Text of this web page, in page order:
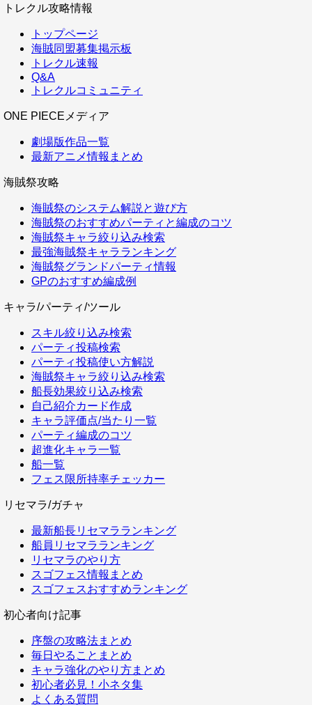
トレクル攻略情報
トップページ
海賊同盟募集掲示板
トレクル速報
Q&A
トレクルコミュニティ
ONE PIECEメディア
劇場版作品一覧
最新アニメ情報まとめ
海賊祭攻略
海賊祭のシステム解説と遊び方
海賊祭のおすすめパーティと編成のコツ
海賊祭キャラ絞り込み検索
最強海賊祭キャラランキング
海賊祭グランドパーティ情報
GPのおすすめ編成例
キャラ/パーティ/ツール
スキル絞り込み検索
パーティ投稿検索
パーティ投稿使い方解説
海賊祭キャラ絞り込み検索
船長効果絞り込み検索
自己紹介カード作成
キャラ評価点/当たり一覧
パーティ編成のコツ
超進化キャラ一覧
船一覧
フェス限所持率チェッカー
リセマラ/ガチャ
最新船長リセマラランキング
船員リセマラランキング
リセマラのやり方
スゴフェス情報まとめ
スゴフェスおすすめランキング
初心者向け記事
序盤の攻略法まとめ
毎日やることまとめ
キャラ強化のやり方まとめ
初心者必見！小ネタ集
よくある質問